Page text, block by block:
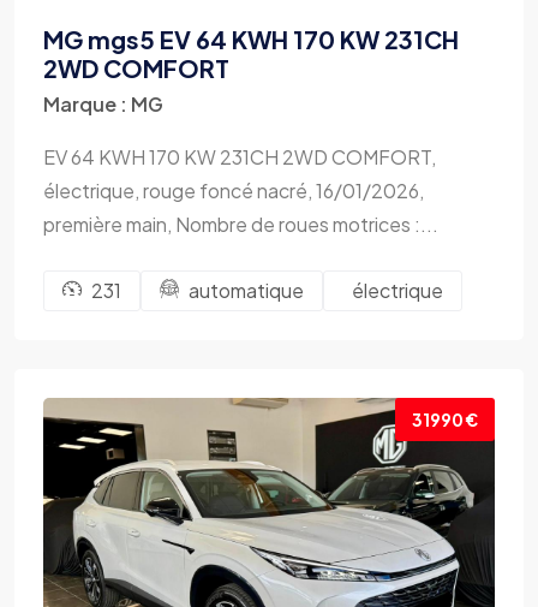
MG mgs5 EV 64 KWH 170 KW 231CH
2WD COMFORT
Marque : MG
EV 64 KWH 170 KW 231CH 2WD COMFORT,
électrique, rouge foncé nacré, 16/01/2026,
première main, Nombre de roues motrices :...
231 automatique électrique
31990 €